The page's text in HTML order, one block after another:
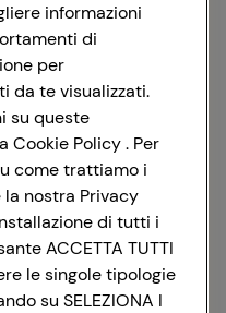
rimarrai connesso per 12 ore.
Google
informazioni
di
per
da te visualizzati.
su queste
Cookie Policy . Per
come trattiamo i
nostra Privacy
di tutti i
ACCETTA TUTTI
le singole tipologie
su SELEZIONA I